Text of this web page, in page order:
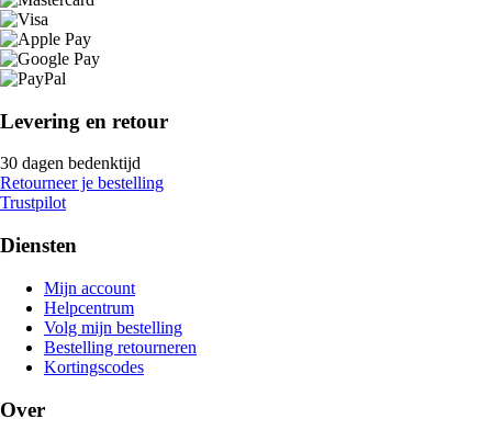
Levering en retour
30 dagen bedenktijd
Retourneer je bestelling
Trustpilot
Diensten
Mijn account
Helpcentrum
Volg mijn bestelling
Bestelling retourneren
Kortingscodes
Over